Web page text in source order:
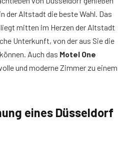
der Altstadt die beste Wahl. Das
liegt mitten im Herzen der Altstadt
Unterkunft, von der aus Sie die
Auch das Motel One
und moderne Zimmer zu einem
eines Düsseldorf